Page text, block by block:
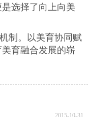
选择了向上向美
制。以美育协同赋
育融合发展的崭
2015-10-31